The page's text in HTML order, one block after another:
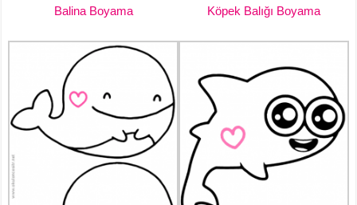
Balina Boyama Köpek Balığı Boyama